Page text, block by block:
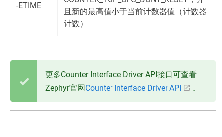
-ETIME
且新的最高值小于当前计数器值（计数器
计数）
更多Counter Interface Driver API接口可查看
Zephyr官网Counter Interface Driver API 。